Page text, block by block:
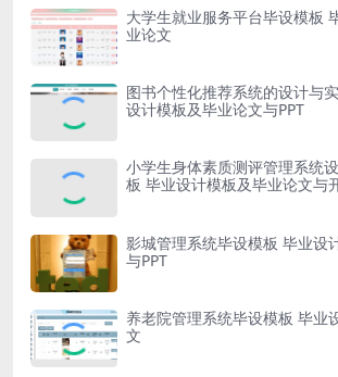
大学生就业服务平台毕设模板
业论文
图书个性化推荐系统的设计与
设计模板及毕业论文与PPT
小学生身体素质测评管理系统
板 毕业设计模板及毕业论文与
影城管理系统毕设模板 毕业设
与PPT
养老院管理系统毕设模板 毕业
文